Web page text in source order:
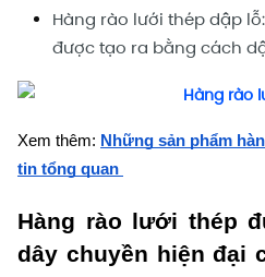
Hàng rào lưới thép dập
được tạo ra bằng cách
Xem thêm: Những sản phẩm
tin tổng quan
Hàng rào lưới thép
dây chuyền hiện đại